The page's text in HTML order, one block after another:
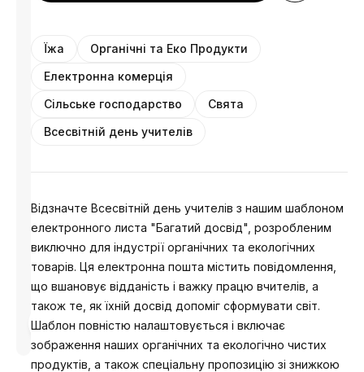
Анастасія
Їжа
Органічні та Еко Продукти
Електронна комерція
Сільське господарство
Свята
Всесвітній день учителів
Відзначте Всесвітній день учителів з нашим шаблоном
електронного листа "Багатий досвід", розробленим
виключно для індустрії органічних та екологічних
товарів. Ця електронна пошта містить повідомлення,
що вшановує відданість і важку працю вчителів, а
також те, як їхній досвід допоміг сформувати світ.
Шаблон повністю налаштовується і включає
зображення наших органічних та екологічно чистих
продуктів, а також спеціальну пропозицію зі знижкою